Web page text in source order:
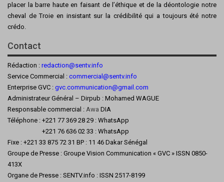
placer la barre haute en faisant de l’éthique et de la déontologie notre
cheval de Troie en insistant sur la crédibilité qui a toujours été notre
crédo.
Contact
Rédaction : redaction@sentv.info
Service Commercial : commercial@sentv.info
Enterprise GVC : gvc.communication@gmail.com
Administrateur Général – Dirpub : Mohamed WAGUE
Responsable commercial : Awa DIA
Téléphone : +221 77 369 28 29 : WhatsApp
+221 76 636 02 33 : WhatsApp
Fixe : +221 33 875 72 31 BP : 11 46 Dakar Sénégal
Groupe de Presse : Groupe Vision Communication « GVC » ISSN 0850-
413X
Organe de Presse : SENTV.info : ISSN 2517-8199